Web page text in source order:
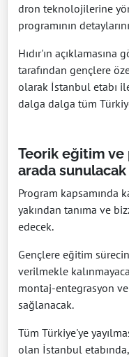
dron teknolojilerine
programının
Hıdır'ın açıklamasına
tarafından gençlere
olarak İstanbul etabı
dalga dalga tüm
Teorik eğitim
arada sunulacak
Program kapsamında
yakından tanıma ve
edecek.
Gençlere eğitim
verilmekle
montaj-entegrasyon
sağlanacak.
Tüm Türkiye'ye
olan İstanbul